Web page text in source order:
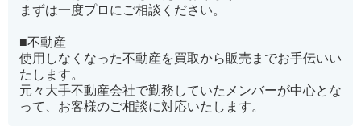
まずは一度プロにご相談ください。
■不動産
使用しなくなった不動産を買取から販売までお手伝いい
たします。
元々大手不動産会社で勤務していたメンバーが中心とな
って、お客様のご相談に対応いたします。